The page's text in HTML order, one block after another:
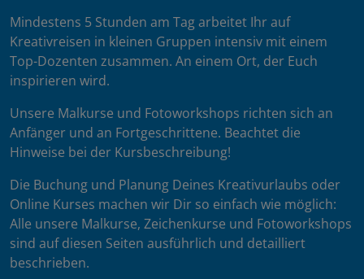
Mindestens 5 Stunden am Tag arbeitet Ihr auf
Kreativreisen in kleinen Gruppen intensiv mit einem
Top-Dozenten zusammen. An einem Ort, der Euch
inspirieren wird.
Unsere Malkurse und Fotoworkshops richten sich an
Anfänger und an Fortgeschrittene. Beachtet die
Hinweise bei der Kursbeschreibung!
Die Buchung und Planung Deines Kreativurlaubs oder
Online Kurses machen wir Dir so einfach wie möglich:
Alle unsere Malkurse, Zeichenkurse und Fotoworkshops
sind auf diesen Seiten ausführlich und detailliert
beschrieben.